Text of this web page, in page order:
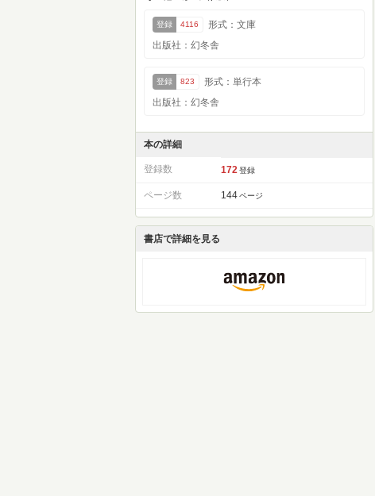
登録 4116
形式：文庫
出版社：幻冬舎
登録 823
形式：単行本
出版社：幻冬舎
本の詳細
登録数 172 登録
ページ数 144 ページ
書店で詳細を見る